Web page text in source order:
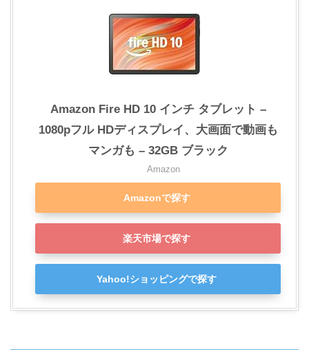
Amazon Fire HD 10 インチ タブレット –
1080pフル HDディスプレイ、大画面で動画も
マンガも – 32GB ブラック
Amazon
Amazonで探す
楽天市場で探す
Yahoo!ショッピングで探す